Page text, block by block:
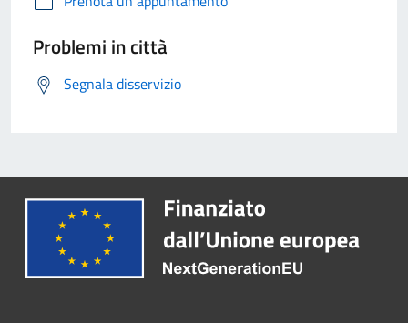
Problemi in città
Segnala disservizio